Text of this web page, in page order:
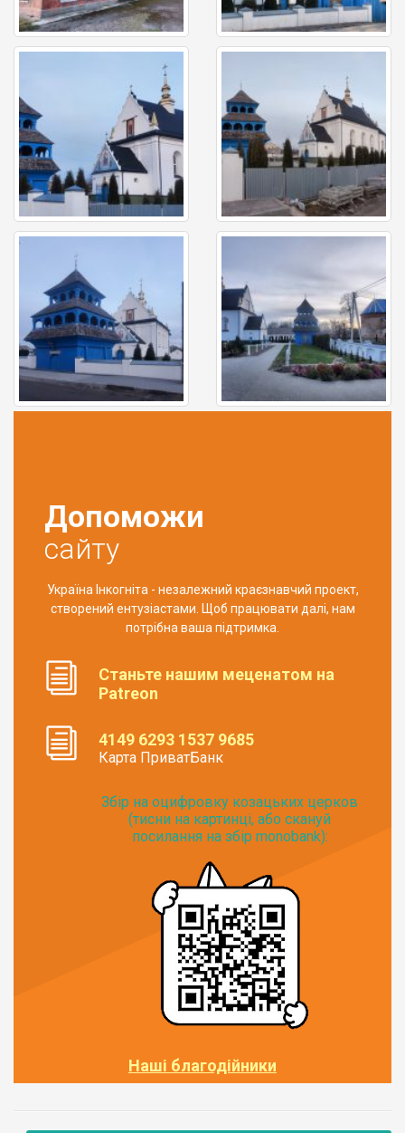
Допоможи
сайту
Україна Інкогніта - незалежний краєзнавчий проект,
створений ентузіастами. Щоб працювати далі, нам
потрібна ваша підтримка.
Станьте нашим меценатом на
Patreon
4149 6293 1537 9685
Карта ПриватБанк
Збір на оцифровку козацьких церков
(тисни на картинці, або скануй
посилання на збір monobank):
Наші благодійники